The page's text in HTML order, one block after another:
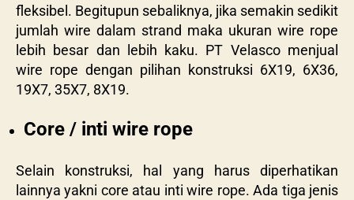
fleksibel. Begitupun sebaliknya, jika semakin sedikit
jumlah wire dalam strand maka ukuran wire rope
lebih besar dan lebih kaku. PT Velasco menjual
wire rope dengan pilihan konstruksi 6X19, 6X36,
19X7, 35X7, 8X19.
Core / inti wire rope
Selain konstruksi, hal yang harus diperhatikan
lainnya yakni core atau inti wire rope. Ada tiga jenis